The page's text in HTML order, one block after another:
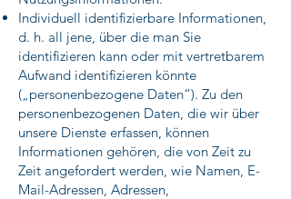
Individuell identifizierbare Informationen,
d. h. all jene, über die man Sie
identifizieren kann oder mit vertretbarem
Aufwand identifizieren könnte
(„personenbezogene Daten“). Zu den
personenbezogenen Daten, die wir über
unsere Dienste erfassen, können
Informationen gehören, die von Zeit zu
Zeit angefordert werden, wie Namen, E-
Mail-Adressen, Adressen,